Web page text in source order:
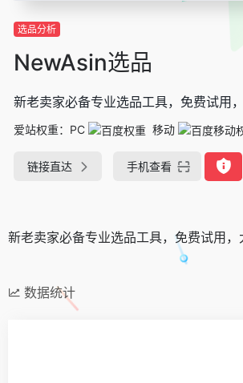
选品分析
NewAsin选品
新老卖家必备专业选品工具，免费试用
爱站权重： PC 移动
链接直达 手机查看
新老卖家必备专业选品工具，免费试用，
数据统计